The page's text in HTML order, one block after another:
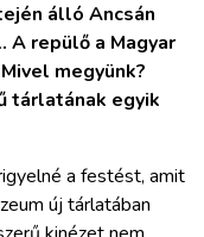
álló Ancsán
repülő a Magyar
megyünk?
tárlatának egyik
a festést, amit
új tárlatában